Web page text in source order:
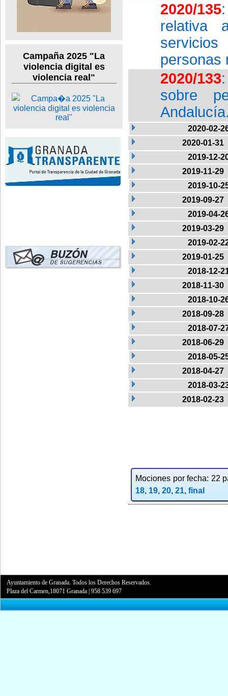
Campaña 2025 "La
violencia digital es
violencia real"
2020/135
relativa
personas
2020/133
sobre
2020-02-
2020-01-31
2019-12-
2019-11-29
2019-10-
2019-09-27
2019-04-
2019-03-29
2019-02-
2019-01-25
2018-12-
2018-11-30
2018-10-
2018-09-28
2018-07-
2018-06-29
2018-05-
2018-04-27
2018-03-
2018-02-23
Mociones por fecha: 22
18, 19, 20, 21, final
Ayuntamiento de Granada. Todos los Derechos Reservados.
Plaza del Carmen,18071 Granada |958 539 697